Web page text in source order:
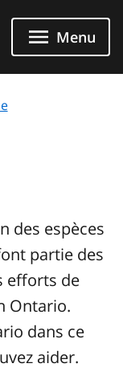
Menu
des espèces
partie des
efforts de
Ontario.
dans ce
aider.